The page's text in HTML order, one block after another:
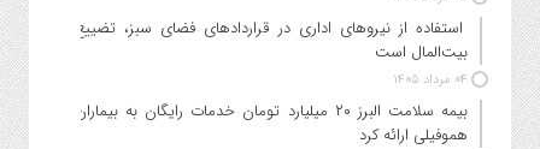
استفاده از نیروهای اداری در قراردادهای فضای سبز، تضییع
بیت‌المال است
۰۴ مرداد ۱۴۰۵
بیمه سلامت البرز ۲۰ میلیارد تومان خدمات رایگان به بیماران
هموفیلی ارائه کرد